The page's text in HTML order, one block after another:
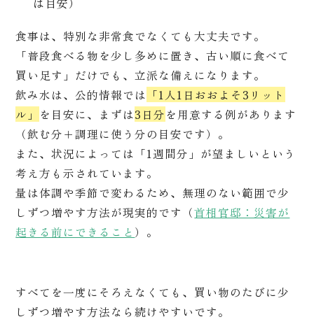
食事は、特別な非常食でなくても大丈夫です。
「普段食べる物を少し多めに置き、古い順に食べて
買い足す」だけでも、立派な備えになります。
飲み水は、公的情報では 「1人1日おおよそ3リット
ル」
を目安に、まずは3日分 を用意する例があります
（飲む分＋調理に使う分の目安です）。
また、状況によっては「1週間分」が望ましいという
考え方も示されています。
量は体調や季節で変わるため、無理のない範囲で少
しずつ増やす方法が現実的です（首相官邸：災害が
起きる前にできること ）。
すべてを一度にそろえなくても、買い物のたびに少
しずつ増やす方法なら続けやすいです。